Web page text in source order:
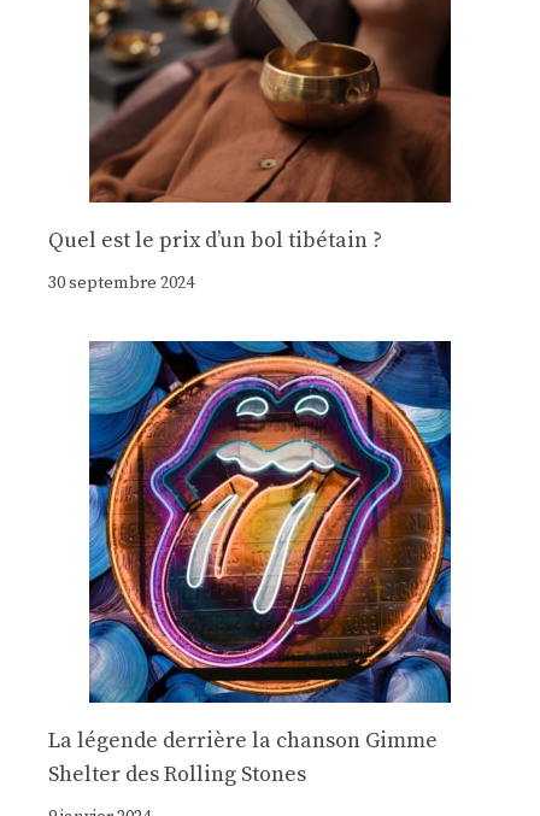
Quel est le prix d’un bol tibétain ?
30 septembre 2024
La légende derrière la chanson Gimme
Shelter des Rolling Stones